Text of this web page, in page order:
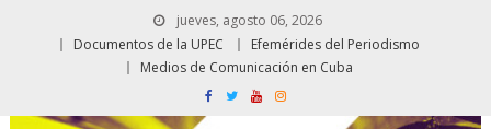
jueves, agosto 06, 2026
Documentos de la UPEC
Efemérides del Periodismo
Medios de Comunicación en Cuba